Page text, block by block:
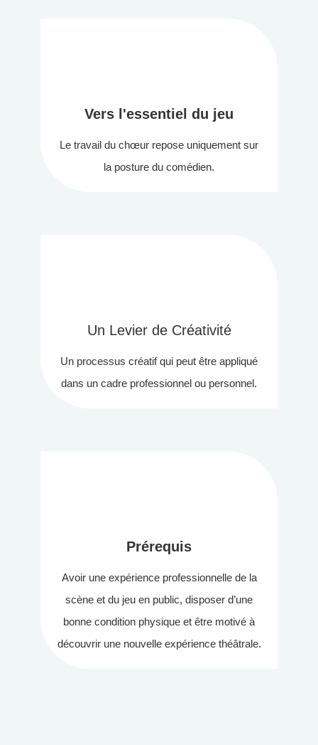
Vers l'essentiel du jeu
Le travail du chœur repose uniquement sur
la posture du comédien.
Un Levier de Créativité
Un processus créatif qui peut être appliqué
dans un cadre professionnel ou personnel.
Prérequis
Avoir une expérience professionnelle de la
scène et du jeu en public, disposer d’une
bonne condition physique et être motivé à
découvrir une nouvelle expérience théâtrale.